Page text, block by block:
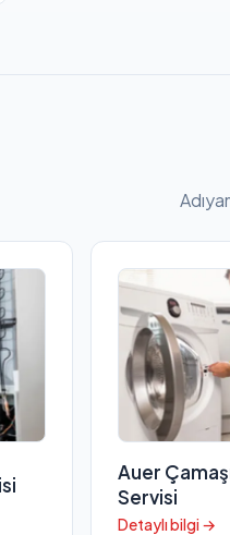
Auer
Servisi
Detaylı bilgi →